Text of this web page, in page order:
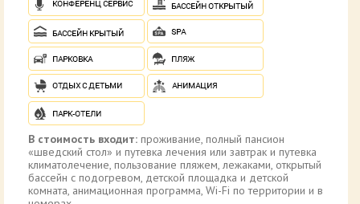
В стоимость входит: проживание, полный пансион
«шведский стол» и путевка лечения или завтрак и путевка
климатолечение, пользование пляжем, лежаками, открытый
бассейн с подогревом, детской площадка и детской
комната, анимационная программа, Wi-Fi по территории и в